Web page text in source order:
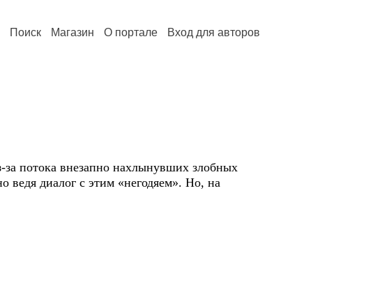
Поиск Магазин О портале Вход для авторов
потока внезапно нахлынувших злобных
ведя диалог с этим «негодяем». Но, на